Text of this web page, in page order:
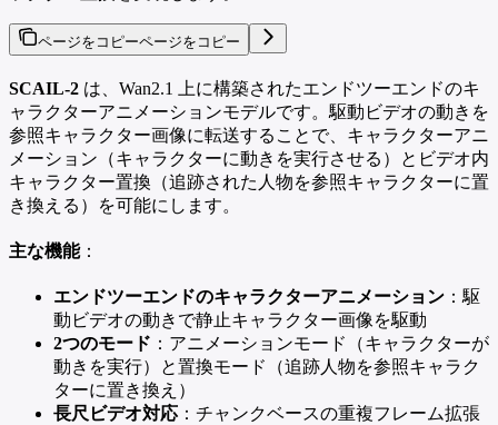
ページをコピーページをコピー
SCAIL-2 は、Wan2.1 上に構築されたエンドツーエンドのキ
ャラクターアニメーションモデルです。駆動ビデオの動きを
参照キャラクター画像に転送することで、キャラクターアニ
メーション（キャラクターに動きを実行させる）とビデオ内
キャラクター置換（追跡された人物を参照キャラクターに置
き換える）を可能にします。
主な機能：
エンドツーエンドのキャラクターアニメーション ：駆
動ビデオの動きで静止キャラクター画像を駆動
2つのモード ：アニメーションモード（キャラクターが
動きを実行）と置換モード（追跡人物を参照キャラク
ターに置き換え）
長尺ビデオ対応 ：チャンクベースの重複フレーム拡張